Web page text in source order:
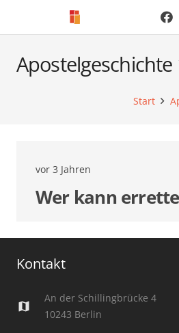
Apostelgeschichte
Start
vor 3 Jahren
Wer kann
Kontakt
map
An der Schillingbrücke 4
10243 Berlin